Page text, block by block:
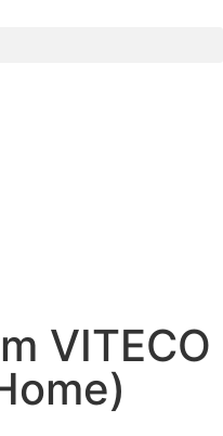
VITECO